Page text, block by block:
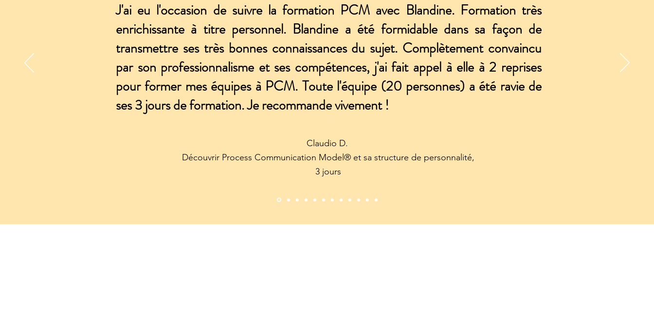
J'ai eu l'occasion de suivre la formation PCM avec Blandine. Formation très
enrichissante à titre personnel. Blandine a été formidable dans sa façon de
transmettre ses très bonnes connaissances du sujet. Complètement convaincu
par son professionnalisme et ses compétences, j'ai fait appel à elle à 2 reprises
pour former mes équipes à PCM. Toute l'équipe (20 personnes) a été ravie de
ses 3 jours de formation. Je recommande vivement !
Claudio D.
Découvrir Process Communication Model® et sa structure de personnalité,
3 jours